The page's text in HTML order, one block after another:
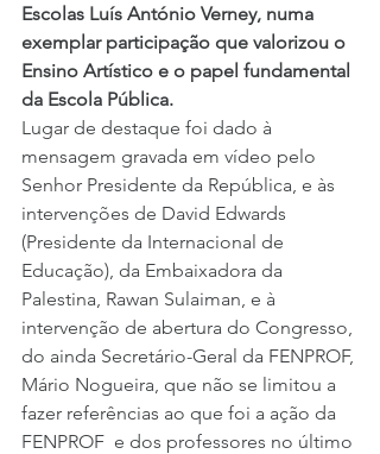
Escolas Luís António Verney, numa
exemplar participação que valorizou o
Ensino Artístico e o papel fundamental
da Escola Pública.
Lugar de destaque foi dado à
mensagem gravada em vídeo pelo
Senhor Presidente da República, e às
intervenções de David Edwards
(Presidente da Internacional de
Educação), da Embaixadora da
Palestina, Rawan Sulaiman, e à
intervenção de abertura do Congresso,
do ainda Secretário-Geral da FENPROF,
Mário Nogueira, que não se limitou a
fazer referências ao que foi a ação da
FENPROF  e dos professores no último